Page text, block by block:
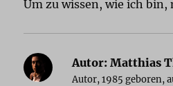
Um zu wissen, wie ich bin,
Autor: Matthias
Autor, 1985 geboren,